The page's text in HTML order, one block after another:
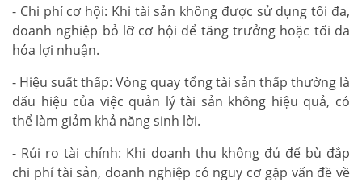
- Chi phí cơ hội: Khi tài sản không được sử dụng tối đa,
doanh nghiệp bỏ lỡ cơ hội để tăng trưởng hoặc tối đa
hóa lợi nhuận.
- Hiệu suất thấp: Vòng quay tổng tài sản thấp thường là
dấu hiệu của việc quản lý tài sản không hiệu quả, có
thể làm giảm khả năng sinh lời.
- Rủi ro tài chính: Khi doanh thu không đủ để bù đắp
chi phí tài sản, doanh nghiệp có nguy cơ gặp vấn đề về